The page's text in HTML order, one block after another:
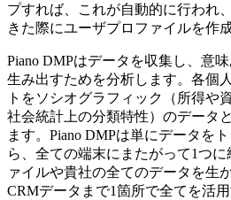
プすれば、これが自動的に行われ
きた際にユーザプロファイルを作
Piano DMPはデータを収集し、意
生み出すためを分析します。各個
トをソシオグラフィック（所得や
社会統計上の分類特性）のデータ
ます。Piano DMPは単にデータを
ら、全ての端末にまたがって1つ
ァイルや貴社の全てのデータを生
CRMデータまで1箇所で全てを活